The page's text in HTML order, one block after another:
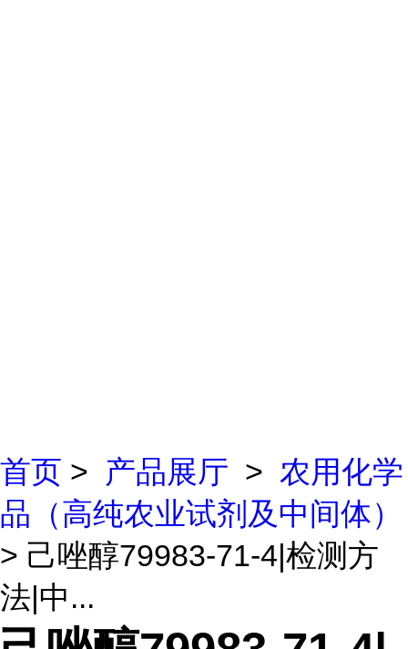
首页 > 产品展厅 > 农用化学
品（高纯农业试剂及中间体）
> 己唑醇79983-71-4|检测方
法|中...